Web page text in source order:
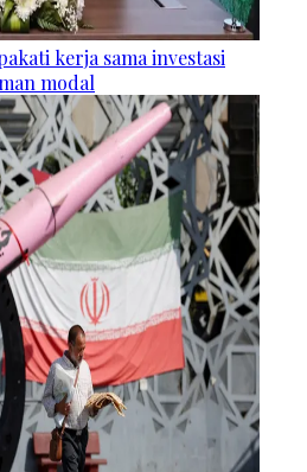
kerja sama investasi
modal